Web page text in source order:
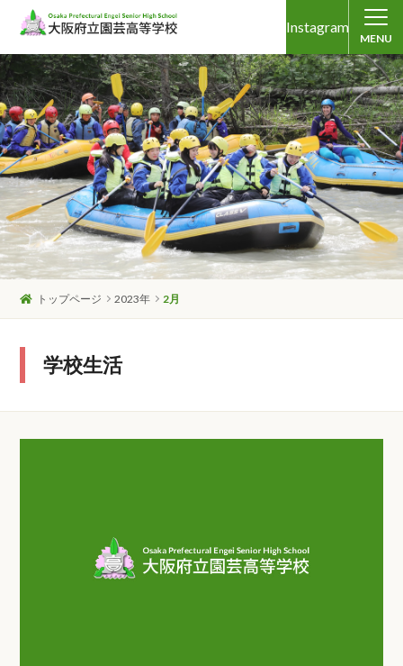
Instagram
MENU
トップページ 2023年 2月
学校生活